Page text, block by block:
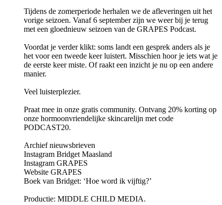
Tijdens de zomerperiode herhalen we de afleveringen uit het
vorige seizoen. Vanaf 6 september zijn we weer bij je terug
met een gloednieuw seizoen van de GRAPES Podcast.
Voordat je verder klikt: soms landt een gesprek anders als je
het voor een tweede keer luistert. Misschien hoor je iets wat je
de eerste keer miste. Of raakt een inzicht je nu op een andere
manier.
Veel luisterplezier.
Praat mee in onze gratis community. Ontvang 20% korting op
onze hormoonvriendelijke skincarelijn met code
PODCAST20.
Archief nieuwsbrieven
Instagram Bridget Maasland
Instagram GRAPES
Website GRAPES
Boek van Bridget: ‘Hoe word ik vijftig?’
Productie: MIDDLE CHILD MEDIA.